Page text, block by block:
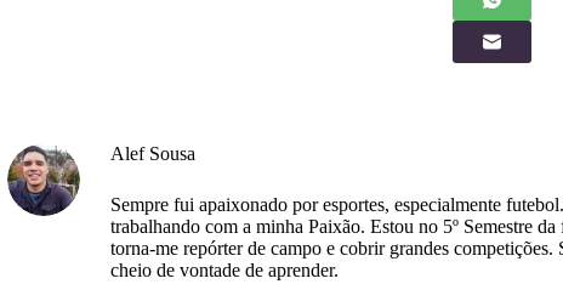
Alef Sousa
Sempre fui apaixonado por esportes, especialmente
trabalhando com a minha Paixão. Estou no 5º Semestre
torna-me repórter de campo e cobrir grandes
cheio de vontade de aprender.